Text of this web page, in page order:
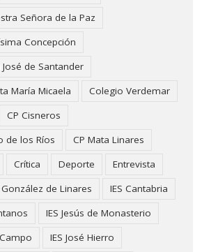
Señora de la Paz
Concepción
de Santander
María Micaela
Colegio Verdemar
CP Cisneros
de los Ríos
CP Mata Linares
Crítica Deporte
Entrevista
de Linares
IES Cantabria
IES Jesús de Monasterio
IES José Hierro